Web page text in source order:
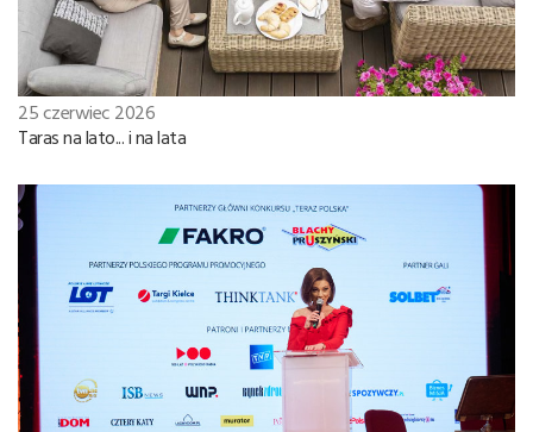
25 czerwiec 2026
Taras na lato... i na lata